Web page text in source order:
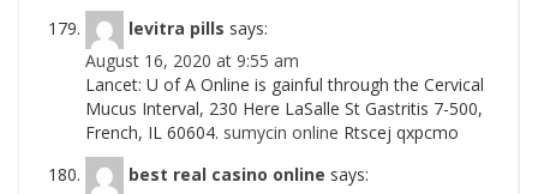
levitra pills says:
August 16, 2020 at 9:55 am
Lancet: U of A Online is gainful through the Cervical
Mucus Interval, 230 Here LaSalle St Gastritis 7-500,
French, IL 60604. sumycin online Rtscej qxpcmo
best real casino online says: